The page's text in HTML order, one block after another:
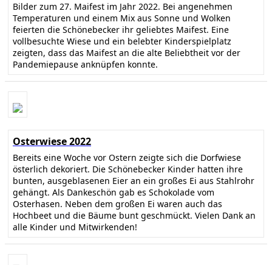
Bilder zum 27. Maifest im Jahr 2022. Bei angenehmen
Temperaturen und einem Mix aus Sonne und Wolken
feierten die Schönebecker ihr geliebtes Maifest. Eine
vollbesuchte Wiese und ein belebter Kinderspielplatz
zeigten, dass das Maifest an die alte Beliebtheit vor der
Pandemiepause anknüpfen konnte.
Osterwiese 2022
Bereits eine Woche vor Ostern zeigte sich die Dorfwiese
österlich dekoriert. Die Schönebecker Kinder hatten ihre
bunten, ausgeblasenen Eier an ein großes Ei aus Stahlrohr
gehängt. Als Dankeschön gab es Schokolade vom
Osterhasen. Neben dem großen Ei waren auch das
Hochbeet und die Bäume bunt geschmückt. Vielen Dank an
alle Kinder und Mitwirkenden!